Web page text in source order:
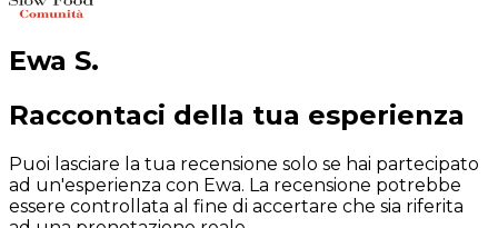
Ewa S.
Raccontaci della tua esperienza
Puoi lasciare la tua recensione solo se hai partecipato
ad un'esperienza con Ewa. La recensione potrebbe
essere controllata al fine di accertare che sia riferita